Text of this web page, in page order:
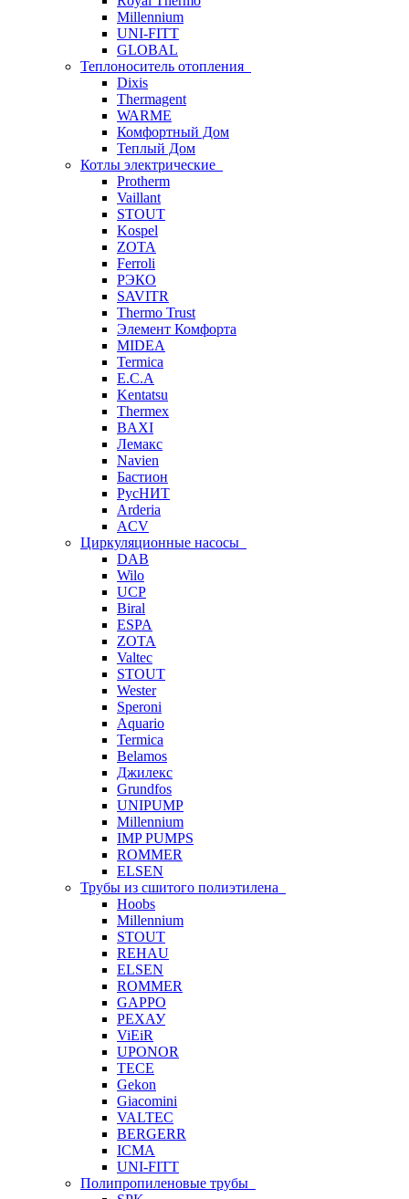
Millennium
UNI-FITT
GLOBAL
Теплоноситель отопления
Dixis
Thermagent
WARME
Комфортный Дом
Теплый Дом
Котлы электрические
Protherm
Vaillant
STOUT
Kospel
ZOTA
Ferroli
РЭКО
SAVITR
Thermo Trust
Элемент Комфорта
MIDEA
Termica
E.C.A
Kentatsu
Thermex
BAXI
Лемакс
Navien
Бастион
РусНИТ
Arderia
ACV
Циркуляционные насосы
DAB
Wilo
UCP
Biral
ESPA
ZOTA
Valtec
STOUT
Wester
Speroni
Aquario
Termica
Belamos
Джилекс
Grundfos
UNIPUMP
Millennium
IMP PUMPS
ROMMER
ELSEN
Трубы из сшитого полиэтилена
Hoobs
Millennium
STOUT
REHAU
ELSEN
ROMMER
GAPPO
РЕХАУ
ViEiR
UPONOR
TECE
Gekon
Giacomini
VALTEC
BERGERR
ICMA
UNI-FITT
Полипропиленовые трубы